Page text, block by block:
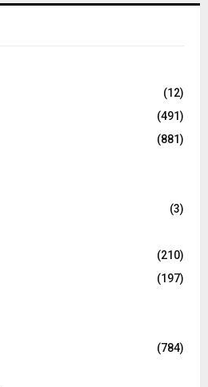
(12)
(491)
(881)
(3)
(210)
(197)
(784)